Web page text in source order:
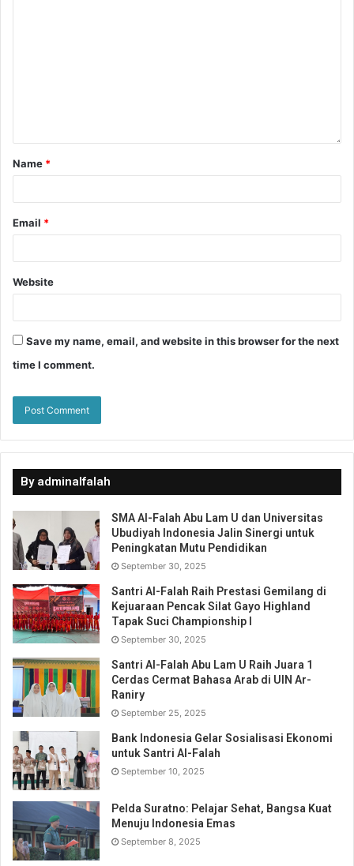
Name *
Email *
Website
Save my name, email, and website in this browser for the next
time I comment.
By adminalfalah
SMA Al-Falah Abu Lam U dan Universitas
Ubudiyah Indonesia Jalin Sinergi untuk
Peningkatan Mutu Pendidikan
September 30, 2025
Santri Al-Falah Raih Prestasi Gemilang di
Kejuaraan Pencak Silat Gayo Highland
Tapak Suci Championship I
September 30, 2025
Santri Al-Falah Abu Lam U Raih Juara 1
Cerdas Cermat Bahasa Arab di UIN Ar-
Raniry
September 25, 2025
Bank Indonesia Gelar Sosialisasi Ekonomi
untuk Santri Al-Falah
September 10, 2025
Pelda Suratno: Pelajar Sehat, Bangsa Kuat
Menuju Indonesia Emas
September 8, 2025